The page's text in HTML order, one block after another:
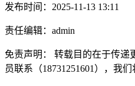
发布时间：2025-11-13 13:11
责任编辑：admin
免责声明： 转载目的在于传递
员联系（18731251601），我